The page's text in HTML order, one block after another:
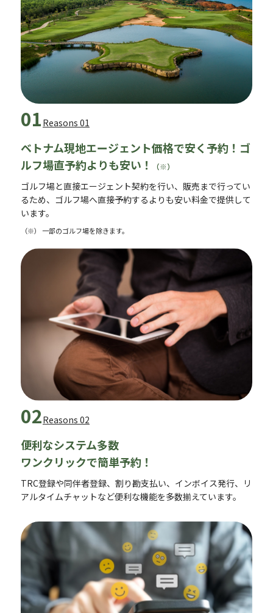
01 Reasons 01
ベトナム現地エージェント価格で安く予約！ゴ
ルフ場直予約よりも安い！
（※）
ゴルフ場と直接エージェント契約を行い、販売まで行ってい
るため、ゴルフ場へ直接予約するよりも安い料金で提供して
います。
（※） 一部のゴルフ場を除きます。
02Reasons 02
便利なシステム多数
ワンクリックで簡単予約！
TRC登録や同伴者登録、割り勘支払い、インボイス発行、リ
アルタイムチャットなど便利な機能を多数揃えています。